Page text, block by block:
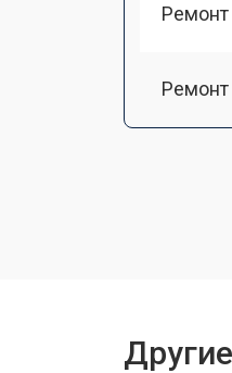
Ремонт